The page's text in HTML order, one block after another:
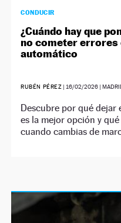
CONDUCIR
¿Cuándo hay que
no cometer errores
automático
RUBÉN PÉREZ | 16/02/2026 |
Descubre por qué dejar
es la mejor opción y
cuando cambias de